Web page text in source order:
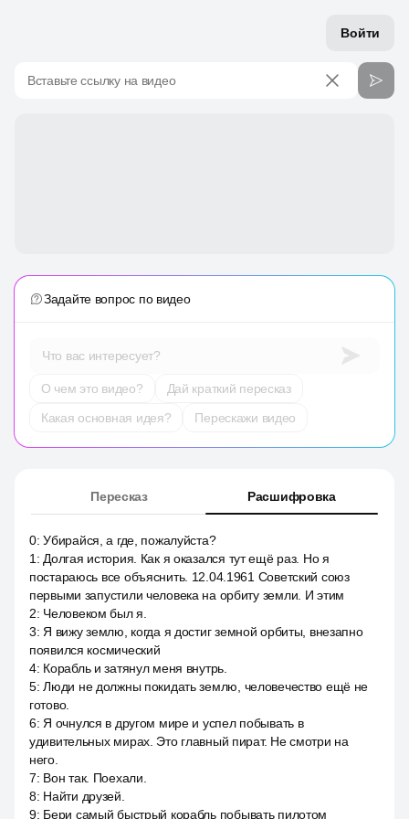
Войти
Вставьте ссылку на видео
Задайте вопрос по видео
Что вас интересует?
О чем это видео?
Дай краткий пересказ
Какая основная идея?
Перескажи видео
Пересказ Расшифровка
0:Убирайся, а где, пожалуйста?
1 : Долгая история. Как я оказался тут ещё раз. Но я
постараюсь все объяснить. 12.04.1961 Советский союз
первыми запустили человека на орбиту земли. И этим
2: Человеком был я.
3: Я вижу землю, когда я достиг земной орбиты, внезапно
появился космический
4: Корабль и затянул меня внутрь.
5:Люди не должны покидать землю, человечество ещё не
готово.
6: Я очнулся в другом мире и успел побывать в
удивительных мирах. Это главный пират. Не смотри на
него.
7: Вон так. Поехали.
8: Найти друзей.
9: Бери самый быстрый корабль побывать пилотом